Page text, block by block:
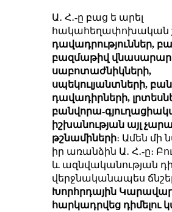
Ա․ Հ․-ը բաց ե արել
հակահեղափոխական
դավադրություններ,
բազմաթիվ վնասարար
սաբոտաժնիկների,
սպեկուլյանտների,
դավադիրների,
բանվորա-
իշխանության այլ
թշնամիների։ Ամեն մի
իր առանձին Ա․ Հ․-ը։
և ազնվականության
վերջնականապես
Խորհրդային
հարկադրվեցդիմելու